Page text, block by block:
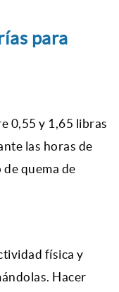
para
0,55 y 1,65 libras
las horas de
quema de
física y
Hacer